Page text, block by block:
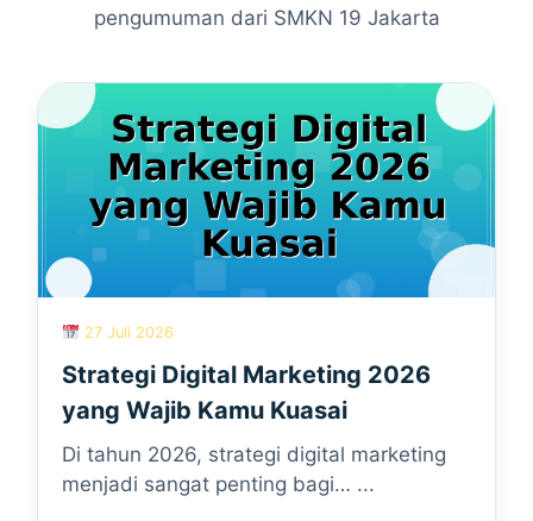
pengumuman dari SMKN 19 Jakarta
27 Juli 2026
Strategi Digital Marketing 2026
yang Wajib Kamu Kuasai
Di tahun 2026, strategi digital marketing
menjadi sangat penting bagi… ...